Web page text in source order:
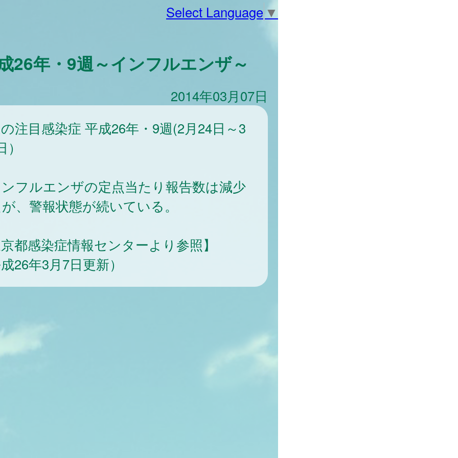
Select Language ▼
26年・9週～インフルエンザ～
2014年03月07日
注目感染症 平成26年・9週(2月24日～3
フルエンザの定点当たり報告数は減少
、警報状態が続いている。
都感染症情報センターより参照】
26年3月7日更新）